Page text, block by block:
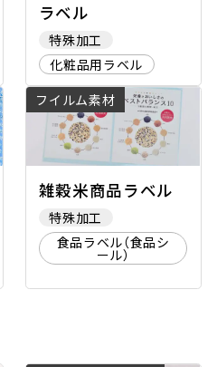
ラベル
特殊加工
化粧品用ラベル
フイルム素材
雑穀米商品ラベル
特殊加工
食品ラベル（食品シ
ール）